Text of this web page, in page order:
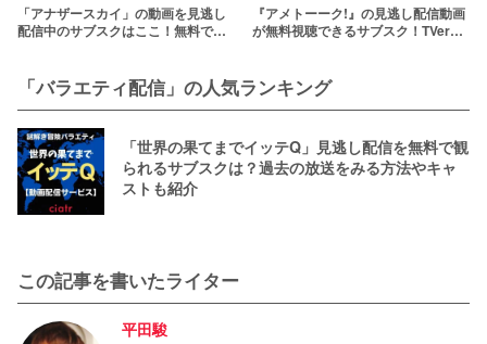
「アナザースカイ」の動画を見逃し
配信中のサブスクはここ！無料で過
『アメトーーク!』の見逃し配信動画
が無料視聴できるサブスク！TVerや
「バラエティ配信」の人気ランキング
「世界の果てまでイッテQ」見逃し配信を無料で観
られるサブスクは？過去の放送をみる方法やキャ
ストも紹介
この記事を書いたライター
平田駿